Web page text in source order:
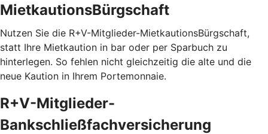
MietkautionsBürgschaft
Nutzen Sie die R+V-Mitglieder-MietkautionsBürgschaft,
statt Ihre Mietkaution in bar oder per Sparbuch zu
hinterlegen. So fehlen nicht gleichzeitig die alte und die
neue Kaution in Ihrem Portemonnaie.
R+V-Mitglieder-
Bankschließfachversicherung